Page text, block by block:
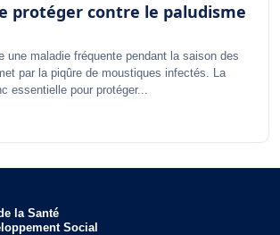
protéger contre le paludisme
une maladie fréquente pendant la saison des
par la piqûre de moustiques infectés. La
essentielle pour protéger...
la Santé
Social